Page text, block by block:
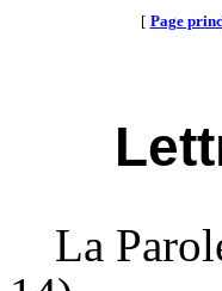
[ Page
La